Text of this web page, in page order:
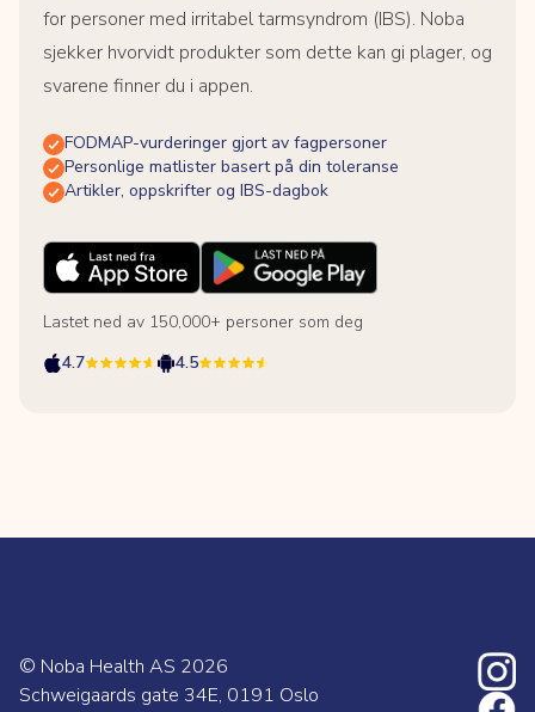
for personer med irritabel tarmsyndrom (IBS). Noba
sjekker hvorvidt produkter som dette kan gi plager, og
svarene finner du i appen.
FODMAP-vurderinger gjort av fagpersoner
Personlige matlister basert på din toleranse
Artikler, oppskrifter og IBS-dagbok
Lastet ned av 150,000+ personer som deg
4.7
4.5
© Noba Health AS 2026
Schweigaards gate 34E, 0191 Oslo